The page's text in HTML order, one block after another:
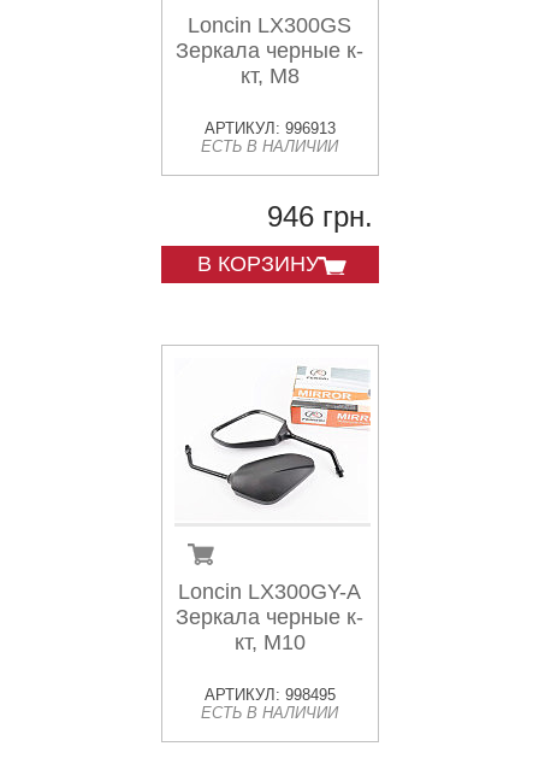
Loncin LX300GS
Зеркала черные к-
кт, М8
АРТИКУЛ: 996913
ЕСТЬ В НАЛИЧИИ
946 грн.
В КОРЗИНУ
Loncin LX300GY-A
Зеркала черные к-
кт, М10
АРТИКУЛ: 998495
ЕСТЬ В НАЛИЧИИ